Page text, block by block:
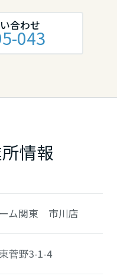
合わせ
043
情報
ム関東 市川店
菅野3-1-4